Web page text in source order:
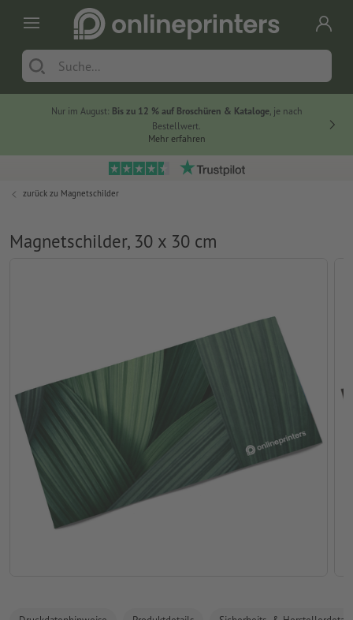
Nur im August: Bis zu 12 % auf Broschüren & Kataloge, je nach
Bestellwert.
Mehr erfahren
zurück zu Magnetschilder
Magnetschilder, 30 x 30 cm